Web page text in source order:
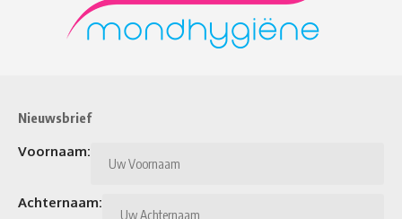
Nieuwsbrief
Voornaam:
Achternaam: